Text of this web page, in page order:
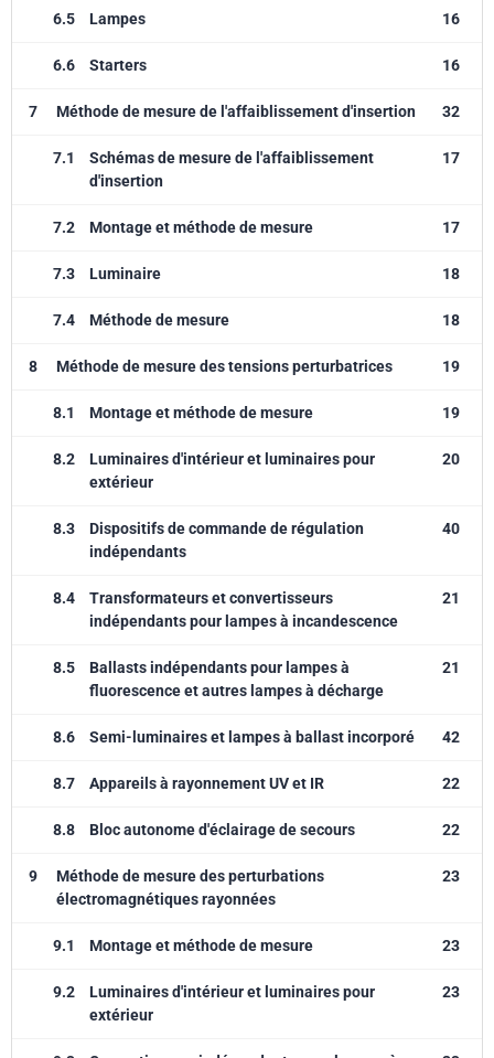
6.5 Lampes 16
6.6 Starters 16
7 Méthode de mesure de l'affaiblissement d'insertion 32
7.1
Schémas de mesure de l'affaiblissement
d'insertion
17
7.2 Montage et méthode de mesure 17
7.3 Luminaire 18
7.4 Méthode de mesure 18
8 Méthode de mesure des tensions perturbatrices 19
8.1 Montage et méthode de mesure 19
8.2
Luminaires d'intérieur et luminaires pour
extérieur
20
8.3
Dispositifs de commande de régulation
indépendants
40
8.4
Transformateurs et convertisseurs
indépendants pour lampes à incandescence
21
8.5
Ballasts indépendants pour lampes à
fluorescence et autres lampes à décharge
21
8.6 Semi-luminaires et lampes à ballast incorporé 42
8.7 Appareils à rayonnement UV et IR 22
8.8 Bloc autonome d'éclairage de secours 22
9
Méthode de mesure des perturbations
électromagnétiques rayonnées
23
9.1 Montage et méthode de mesure 23
9.2
Luminaires d'intérieur et luminaires pour
extérieur
23